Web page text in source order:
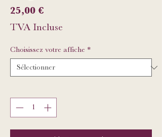
25,00 €
TVA Incluse
Choisissez votre affiche *